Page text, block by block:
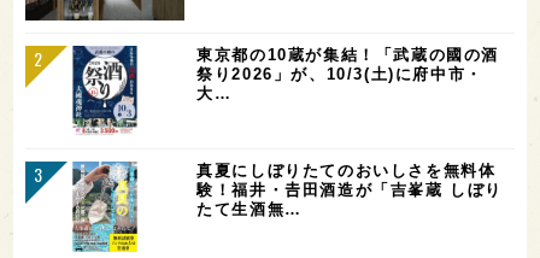
東京都の10蔵が集結！「武蔵の國の酒
祭り2026」が、10/3(土)に府中市・
大…
真夏にしぼりたてのおいしさを無料体
験！福井・𠮷田酒造が「吉峯蔵 しぼり
たて生酒無…